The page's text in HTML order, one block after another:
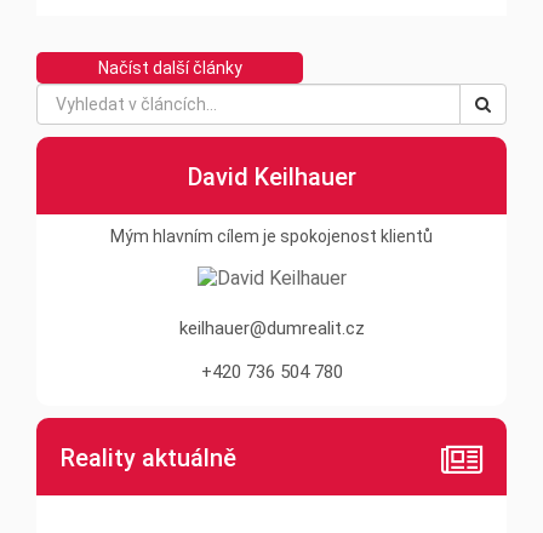
David Keilhauer
Mým hlavním cílem je spokojenost klientů
keilhauer@dumrealit.cz
+420 736 504 780
Reality aktuálně